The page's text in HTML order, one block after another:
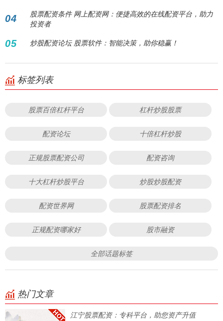
04
股票配资条件 网上配资网：便捷高效的在线配资平台，助力
投资者
05 炒股配资论坛 股票软件：智能决策，助你稳赢！
标签列表
股票百倍杠杆平台 杠杆炒股股票
配资论坛 十倍杠杆炒股
正规股票配资公司 配资咨询
十大杠杆炒股平台 炒股炒股配资
配资世界网 股票配资排名
正规配资哪家好 股市融资
全部话题标签
热门文章
江宁股票配资：专科平台，助您资产升值